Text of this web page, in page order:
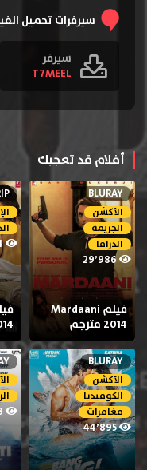
سيرفرات تحميل
سيرفر
T7MEEL
أفلام قد تعجبك
BLURAY
الأكشن
الجريمة
الدراما
فيلم Mardaani
2014 مترجم
29٬504
2
BLURAY
الأكشن
الكوميديا
مغامرات
44٬895
18٬263